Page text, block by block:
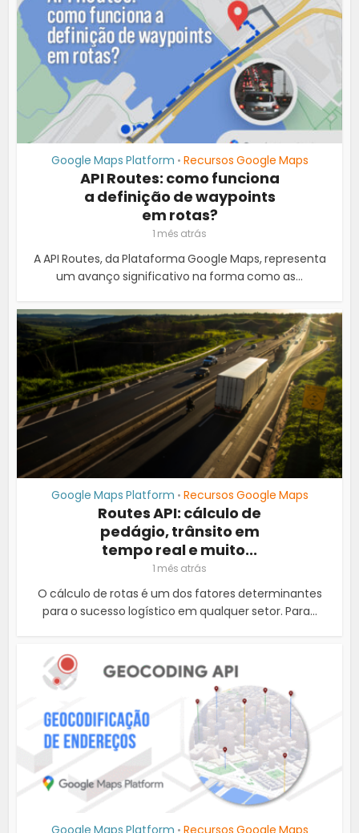
Google Maps Platform • Recursos Google Maps
API Routes: como funciona
a definição de waypoints
em rotas?
1 mês atrás
A API Routes, da Plataforma Google Maps, representa
um avanço significativo na forma como as...
Google Maps Platform • Recursos Google Maps
Routes API: cálculo de
pedágio, trânsito em
tempo real e muito...
1 mês atrás
O cálculo de rotas é um dos fatores determinantes
para o sucesso logístico em qualquer setor. Para...
Google Maps Platform • Recursos Google Maps